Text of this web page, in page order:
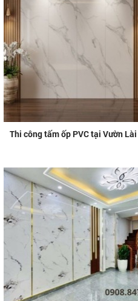
Thi công tấm ốp PVC tại Vườn Lài